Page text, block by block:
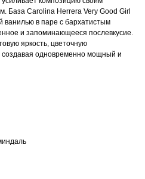
База Carolina Herrera Very Good Girl
в паре с бархатистым
и запоминающееся послевкусие.
яркость, цветочную
создавая одновременно мощный и